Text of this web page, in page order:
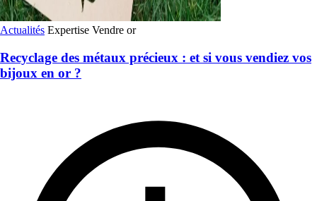
Actualités Expertise Vendre or
Recyclage des métaux précieux : et si vous vendiez vos
bijoux en or ?